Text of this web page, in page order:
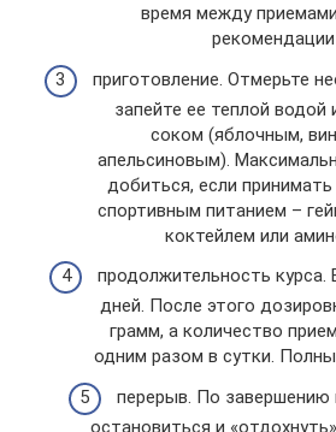
время между
приготовление. Отмерьте
запейте ее теплой водой
соком (яблочным,
апельсиновым).
добиться, если
спортивным питанием –
коктейлем или
продолжительность курса.
дней. После этого
грамм, а количество
одним разом в сутки.
перерыв. По завершению
остановиться и